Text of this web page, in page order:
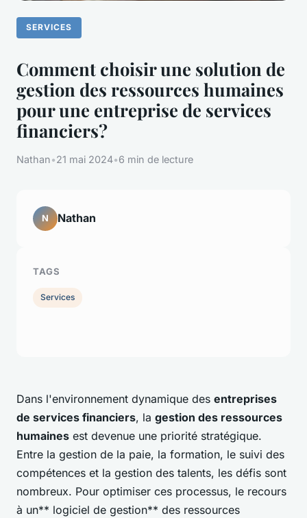
SERVICES
Comment choisir une solution de
gestion des ressources humaines
pour une entreprise de services
financiers?
Nathan•21 mai 2024•6 min de lecture
Dans l'environnement dynamique des entreprises
de services financiers, la gestion des ressources
humaines est devenue une priorité stratégique.
Entre la gestion de la paie, la formation, le suivi des
compétences et la gestion des talents, les défis sont
nombreux. Pour optimiser ces processus, le recours
à un** logiciel de gestion** des ressources
N Nathan
TAGS
Services